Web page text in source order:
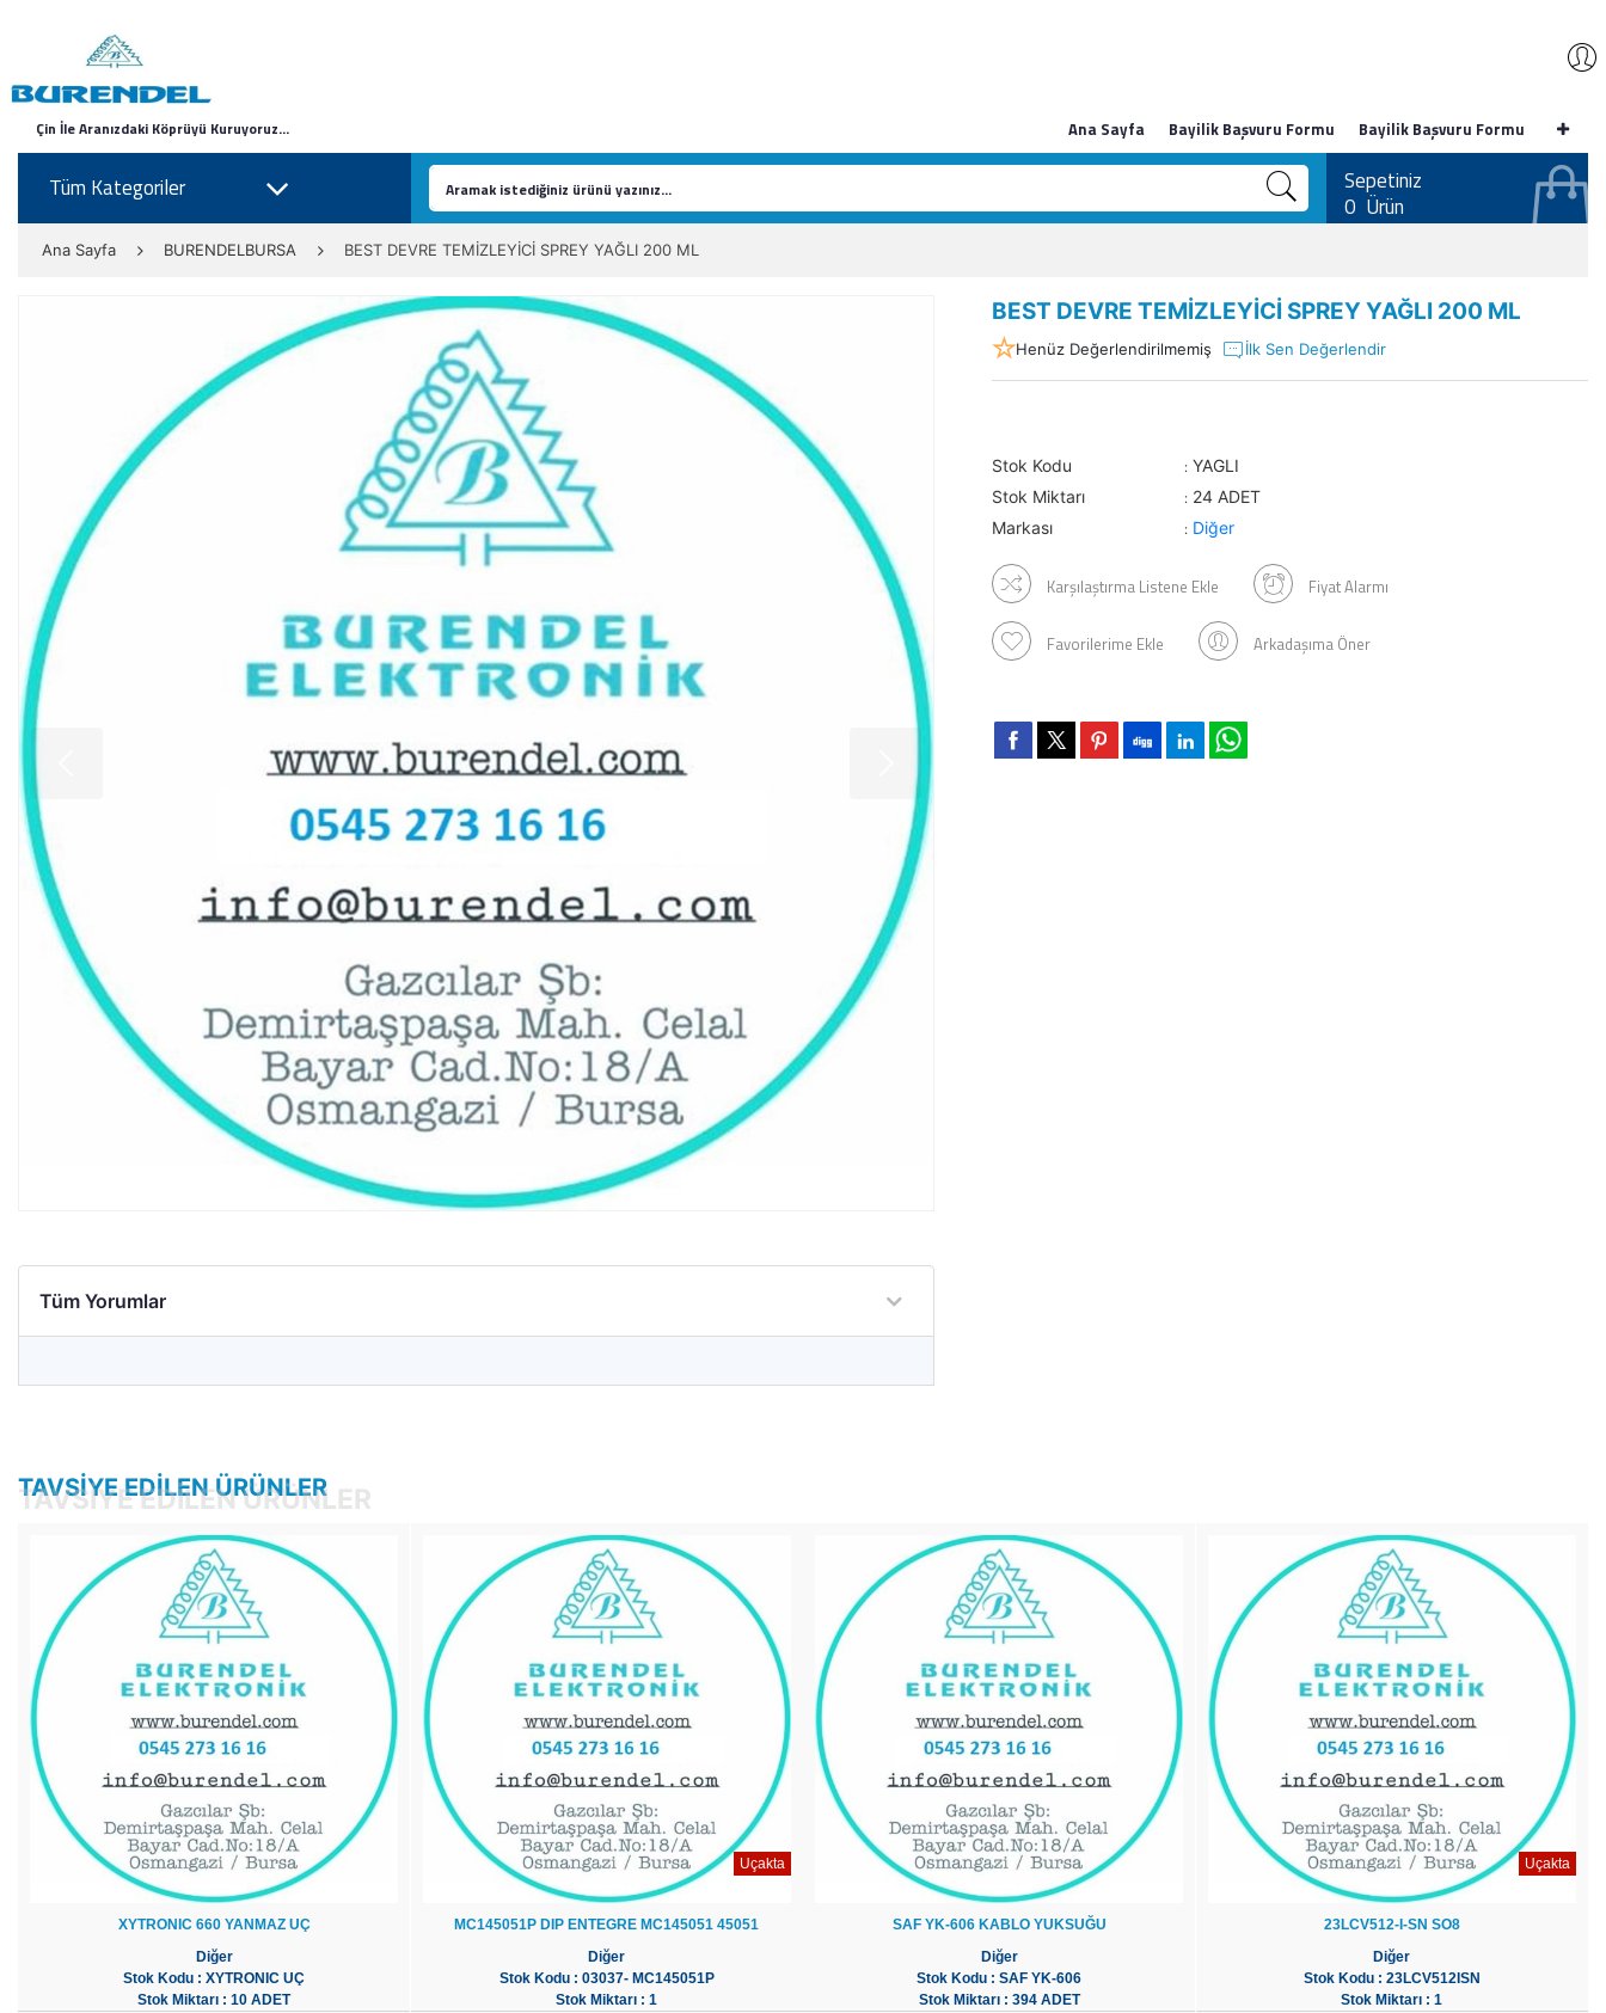
Çin İle Aranızdaki Köprüyü Kuruyoruz... Ana Sayfa Bayilik Başvuru Formu Bayilik Başvuru Formu
Tüm Kategoriler
Sepetiniz
0 Ürün
Ana Sayfa BURENDELBURSA BEST DEVRE TEMİZLEYİCİ SPREY YAĞLI 200 ML
Tüm Yorumlar
BEST DEVRE TEMİZLEYİCİ SPREY YAĞLI 200 ML
Henüz Değerlendirilmemiş İlk Sen Değerlendir
Stok Kodu : YAGLI
Stok Miktarı
: 24 ADET
Markası
: Diğer
Karşılaştırma Listene Ekle Fiyat Alarmı
Favorilerime Ekle Arkadaşıma Öner
TAVSIYE EDILEN ÜRÜNLER
TAVSIYE EDILEN ÜRÜNLER
XYTRONIC 660 YANMAZ UÇ
Diğer
Stok Kodu : XYTRONIC UÇ
Stok Miktarı : 10 ADET
Uçakta
MC145051P DIP ENTEGRE MC145051 45051
Diğer
Stok Kodu : 03037- MC145051P
Stok Miktarı : 1
SAF YK-606 KABLO YUKSUĞU
Diğer
Stok Kodu : SAF YK-606
Stok Miktarı : 394 ADET
Uçakta
23LCV512-I-SN SO8
Diğer
Stok Kodu : 23LCV512ISN
Stok Miktarı : 1